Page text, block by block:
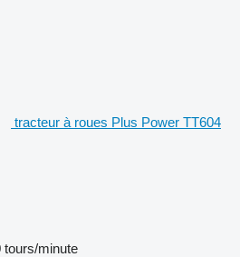
tracteur à roues Plus Power TT604
tours/minute